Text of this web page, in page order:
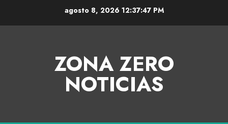
agosto 8, 2026 12:37:48 PM
ZONA ZERO
NOTICIAS